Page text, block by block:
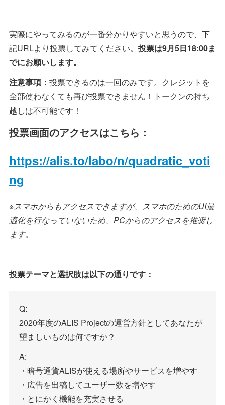
実際にやってみるのが一番分かりやすいと思うので、下
記URLより投票してみてください。 投票は9月5日18:00ま
でにお願いします。
注意事項： 投票できるのは一回のみです。クレジットを
全部使わなくても再び投票できません！トークンの持ち
越しは不可能です！
投票画面のアクセスはこちら：
https://alis.to/labo/n/quadratic_voti
ng
※スマホからもアクセスできますが、スマホのためのUI最
適化を行なっていないため、PCからのアクセスを推奨し
ます。
投票テーマと選択肢は以下の通りです：
Q:
2020年度のALIS Projectの運営方針としてあなたが
望ましいものは何ですか？
A:
・暗号通貨ALISが使える場所やサービスを増やす
・広告を出稿してユーザー数を増やす
・とにかく機能を充実させる